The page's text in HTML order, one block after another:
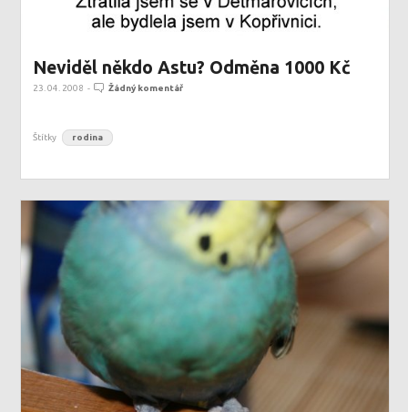
Neviděl někdo Astu? Odměna 1000 Kč
23. 04. 2008 - Žádný komentář
Štítky rodina